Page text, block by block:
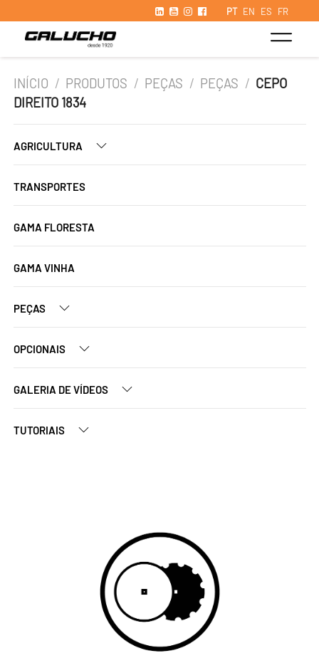
PT EN ES FR
INÍCIO / PRODUTOS / PEÇAS / PEÇAS / CEPO
DIREITO 1834
AGRICULTURA
TRANSPORTES
GAMA FLORESTA
GAMA VINHA
PEÇAS
OPCIONAIS
GALERIA DE VÍDEOS
TUTORIAIS